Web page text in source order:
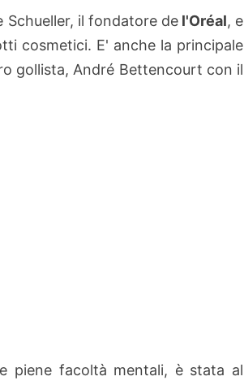
Schueller, il fondatore del'Oréal, e
cosmetici. E' anche la principale
gollista, André Bettencourt con il
piene facoltà mentali, è stata al